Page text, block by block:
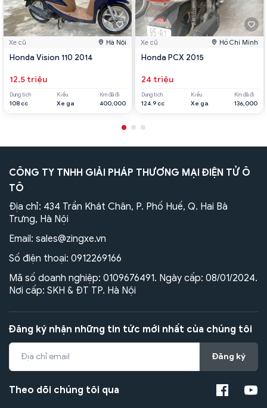
Xe cũ Hà Nội
Honda Vision 110 2014
12.5 triệu
Dung tích
108 cc
Kiểu
Xe ga
Km đã đi
400,000
Xe cũ Hồ Chí Minh
Honda PCX 2015
24 triệu
Dung tích
124.9 cc
Kiểu
Xe ga
Km đã đi
136,000
CÔNG TY TNHH GIẢI PHÁP THƯƠNG MẠI ĐIỆN TỬ Ô
TÔ
Địa chỉ: 434 Trần Khát Chân, P. Phố Huế, Q. Hai Bà
Trưng, Hà Nội
Email: sales@zingxe.vn
Số điện thoại: 0912269166
Mã số doanh nghiệp: 0109676491. Ngày cấp: 08/01/2024.
Nơi cấp: SKH & ĐT TP. Hà Nội
Đăng ký nhận những tin tức mới nhất của chúng tôi
Đăng ký
Theo dõi chúng tôi qua